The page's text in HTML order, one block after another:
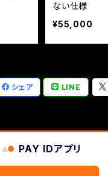
ない仕様
¥55,000
シェア LINE
PAY IDアプリ